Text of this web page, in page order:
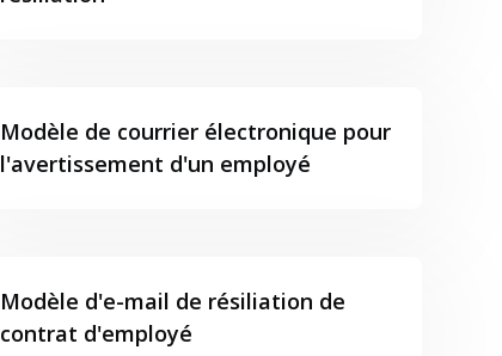
Modèle de courrier électronique pour
l'avertissement d'un employé
Modèle d'e-mail de résiliation de
contrat d'employé